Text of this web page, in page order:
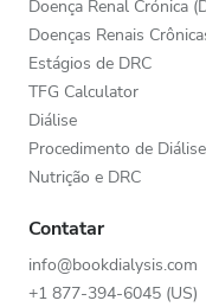
Doença Renal Crónica
Doenças Renais
Estágios de DRC
TFG Calculator
Diálise
Procedimento de Diálise
Nutrição e DRC
Contatar
info@bookdialysis.com
+1 877-394-6045 (US)